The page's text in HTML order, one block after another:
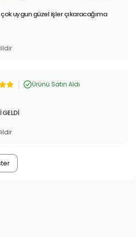
uygun güzel işler çıkaracağıma
Ürünü Satın Aldı
GELDİ